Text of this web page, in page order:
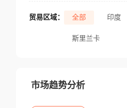
贸易区域： 全部 印度
斯里兰卡
市场趋势分析